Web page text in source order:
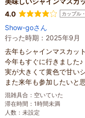
混雑具合：普通
滞在時間：2～3時間
子どもの年齢 ：2～3歳、
人数：3人～5人
投稿日 ： 2026年2月2日
4.0
カップル
Show-goさん
行った時期：2025年9月
去年もシャインマスカッ
今年もすぐに行きました♪
実が大きくて黄色で甘い
また来年も参加したいと
混雑具合 ： 空いていた
滞在時間 ： 1時間未満
人数 ： 未設定